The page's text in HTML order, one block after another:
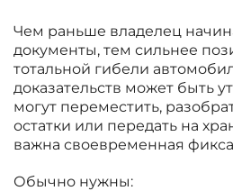
Чем раньше владелец
документы, тем сильнее
тотальной гибели
доказательств может быть
могут переместить,
остатки или передать на
важна своевременная
Обычно нужны: